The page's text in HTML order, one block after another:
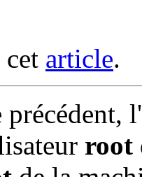
article.
précédent,
root